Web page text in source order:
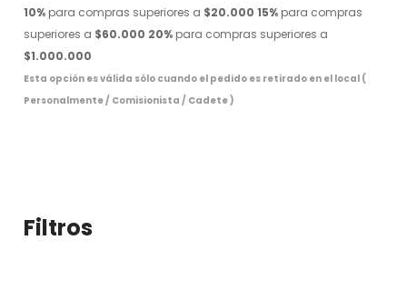
10% para compras superiores a $20.000 15% para compras
superiores a $60.000 20% para compras superiores a
$1.000.000
Esta opción es válida sólo cuando el pedido es retirado en el local (
Personalmente / Comisionista / Cadete )
Filtros